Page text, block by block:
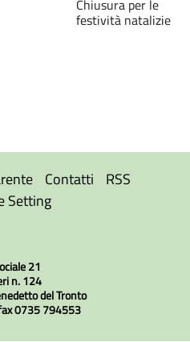
Chiusura per le
festività natalizie
Contatti
RSS
Setting
21
n. 124
del Tronto
0735 794553